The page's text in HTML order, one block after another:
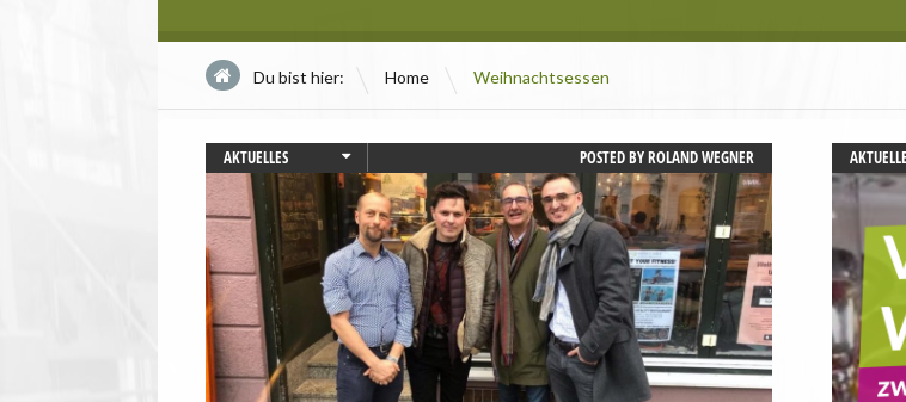
Du bist hier: Home \ Weihnachtsessen
AKTUELLES
AUGSBURG
BAYERN
CHANCENGLEICHHEIT
PRESSEMITTEILUNG
VEGANISMUS
POSTED BYROLAND WEGNER
BAYERN